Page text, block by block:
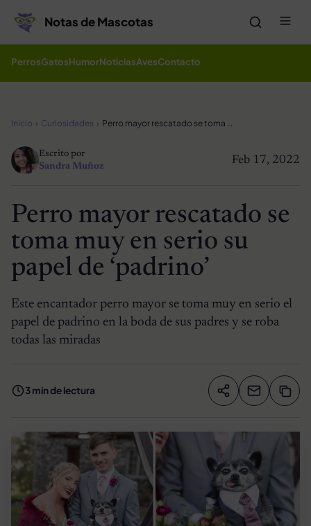
Notas de Mascotas
PerrosGatosHumorNoticiasAvesContacto
Inicio Curiosidades Perro mayor rescatado se toma muy en serio su papel de ‘padrino’
Feb 17, 2022
Escrito por
Sandra Muñoz
Perro mayor rescatado se
toma muy en serio su
papel de ‘padrino’
Este encantador perro mayor se toma muy en serio el
papel de padrino en la boda de sus padres y se roba
todas las miradas
3 min de lectura Compartir